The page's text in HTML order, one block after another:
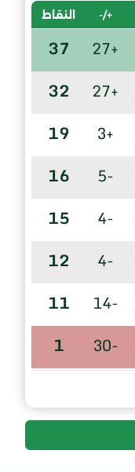
+/- النقاط
+27
37
+27
32
+3
19
-5
16
-4
15
-4
12
-14
11
-30
1